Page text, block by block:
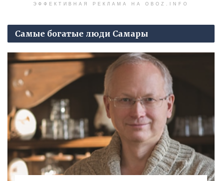
ЭФФЕКТИВНАЯ РЕКЛАМА НА OBOZ.INFO
Самые богатые люди Самары